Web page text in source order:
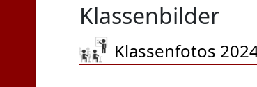
Klassenbilder
Klassenfotos